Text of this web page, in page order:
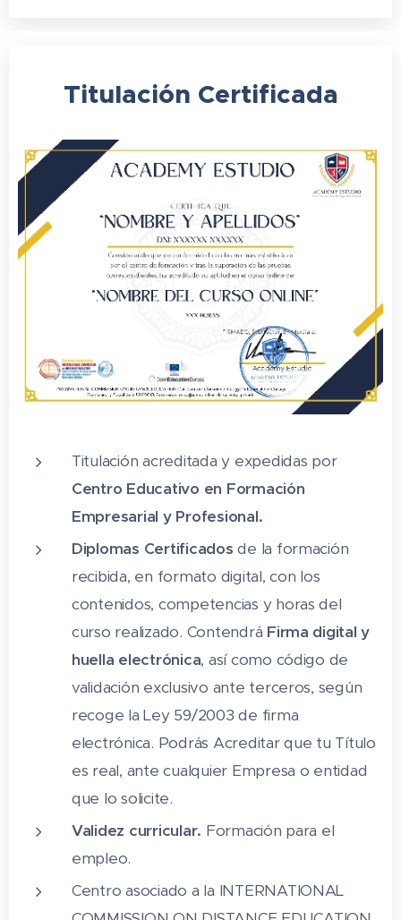
1.2 Instalación y retirada de medios
1.3 Transporte de cargas en obras
1.4 Elevación de cargas en obras
1.5 Medios auxiliares provisionales
1.6 Instalaciones provisionales de obra
1.7 Señalización de obras
1.8 Actividades: acondicionamiento de
tajos
2 Abastecimiento de tajos y acopios
2.2 Condiciones de acopio
2.3 Actividades: abastecimiento de tajos
y acopios
3 Operaciones de ayuda a oficios
3.2 Riesgos laborales y ambientales
3.3 Actividades: operaciones de ayuda a
oficios
4 Operaciones de excavación
4.1 Procesos y condiciones de ejecución
4.2 Puesta en obra de capas de
4.3 Equipos
Titulación Certificada
Titulación acreditada y expedidas por
Centro Educativo en Formación
Empresarial y Profesional.
Diplomas Certificados de la formación
recibida, en formato digital, con los
contenidos, competencias y horas del
curso realizado. Contendrá Firma digital y
huella electrónica, así como código de
validación exclusivo ante terceros, según
recoge la Ley 59/2003 de firma
electrónica. Podrás Acreditar que tu Título
es real, ante cualquier Empresa o entidad
que lo solicite.
Validez curricular. Formación para el
empleo.
Centro asociado a la INTERNATIONAL